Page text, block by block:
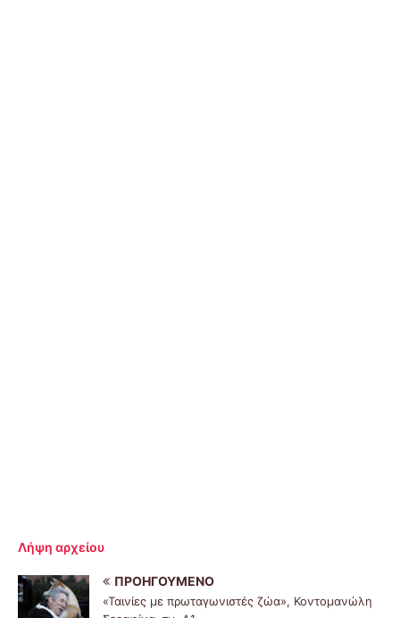
Λήψη αρχείου
ΠΡΟΗΓΟΎΜΕΝΟ
«Ταινίες με πρωταγωνιστές ζώα», Κοντομανώλη